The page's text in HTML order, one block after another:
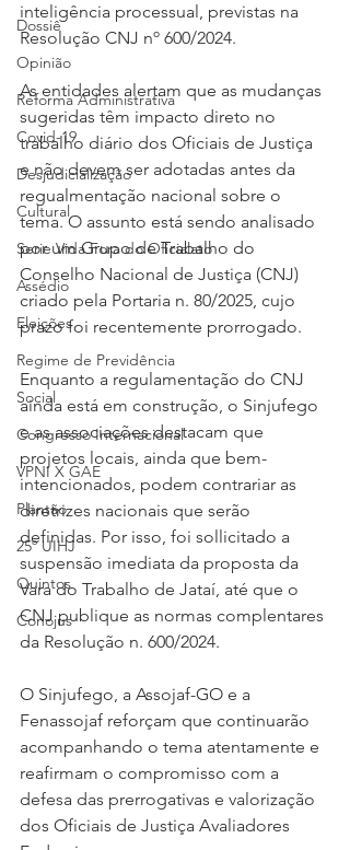
Dossiê
Opinião
Reforma Administrativa
Covid-19
Desjudicialização
Cultural
Serie Vida Fora do Oficialato
Assédio
Eleições
Regime de Previdência
Social
Congresso Internacional
VPNI X GAE
Plantão
25º UIHJ
Quintos
Conojus
inteligência processual, previstas na
Resolução CNJ nº 600/2024.
As entidades alertam que as mudanças
sugeridas têm impacto direto no
trabalho diário dos Oficiais de Justiça
e não devem ser adotadas antes da
regualmentação nacional sobre o
tema. O assunto está sendo analisado
por um Grupo de Trabalho do
Conselho Nacional de Justiça (CNJ)
criado pela Portaria n. 80/2025, cujo
prazo foi recentemente prorrogado.
Enquanto a regulamentação do CNJ
ainda está em construção, o Sinjufego
e as associações destacam que
projetos locais, ainda que bem-
intencionados, podem contrariar as
diretrizes nacionais que serão
definidas. Por isso, foi sollicitado a
suspensão imediata da proposta da
Vara do Trabalho de Jataí, até que o
CNJ publique as normas complentares
da Resolução n. 600/2024.
O Sinjufego, a Assojaf-GO e a
Fenassojaf reforçam que continuarão
acompanhando o tema atentamente e
reafirmam o compromisso com a
defesa das prerrogativas e valorização
dos Oficiais de Justiça Avaliadores